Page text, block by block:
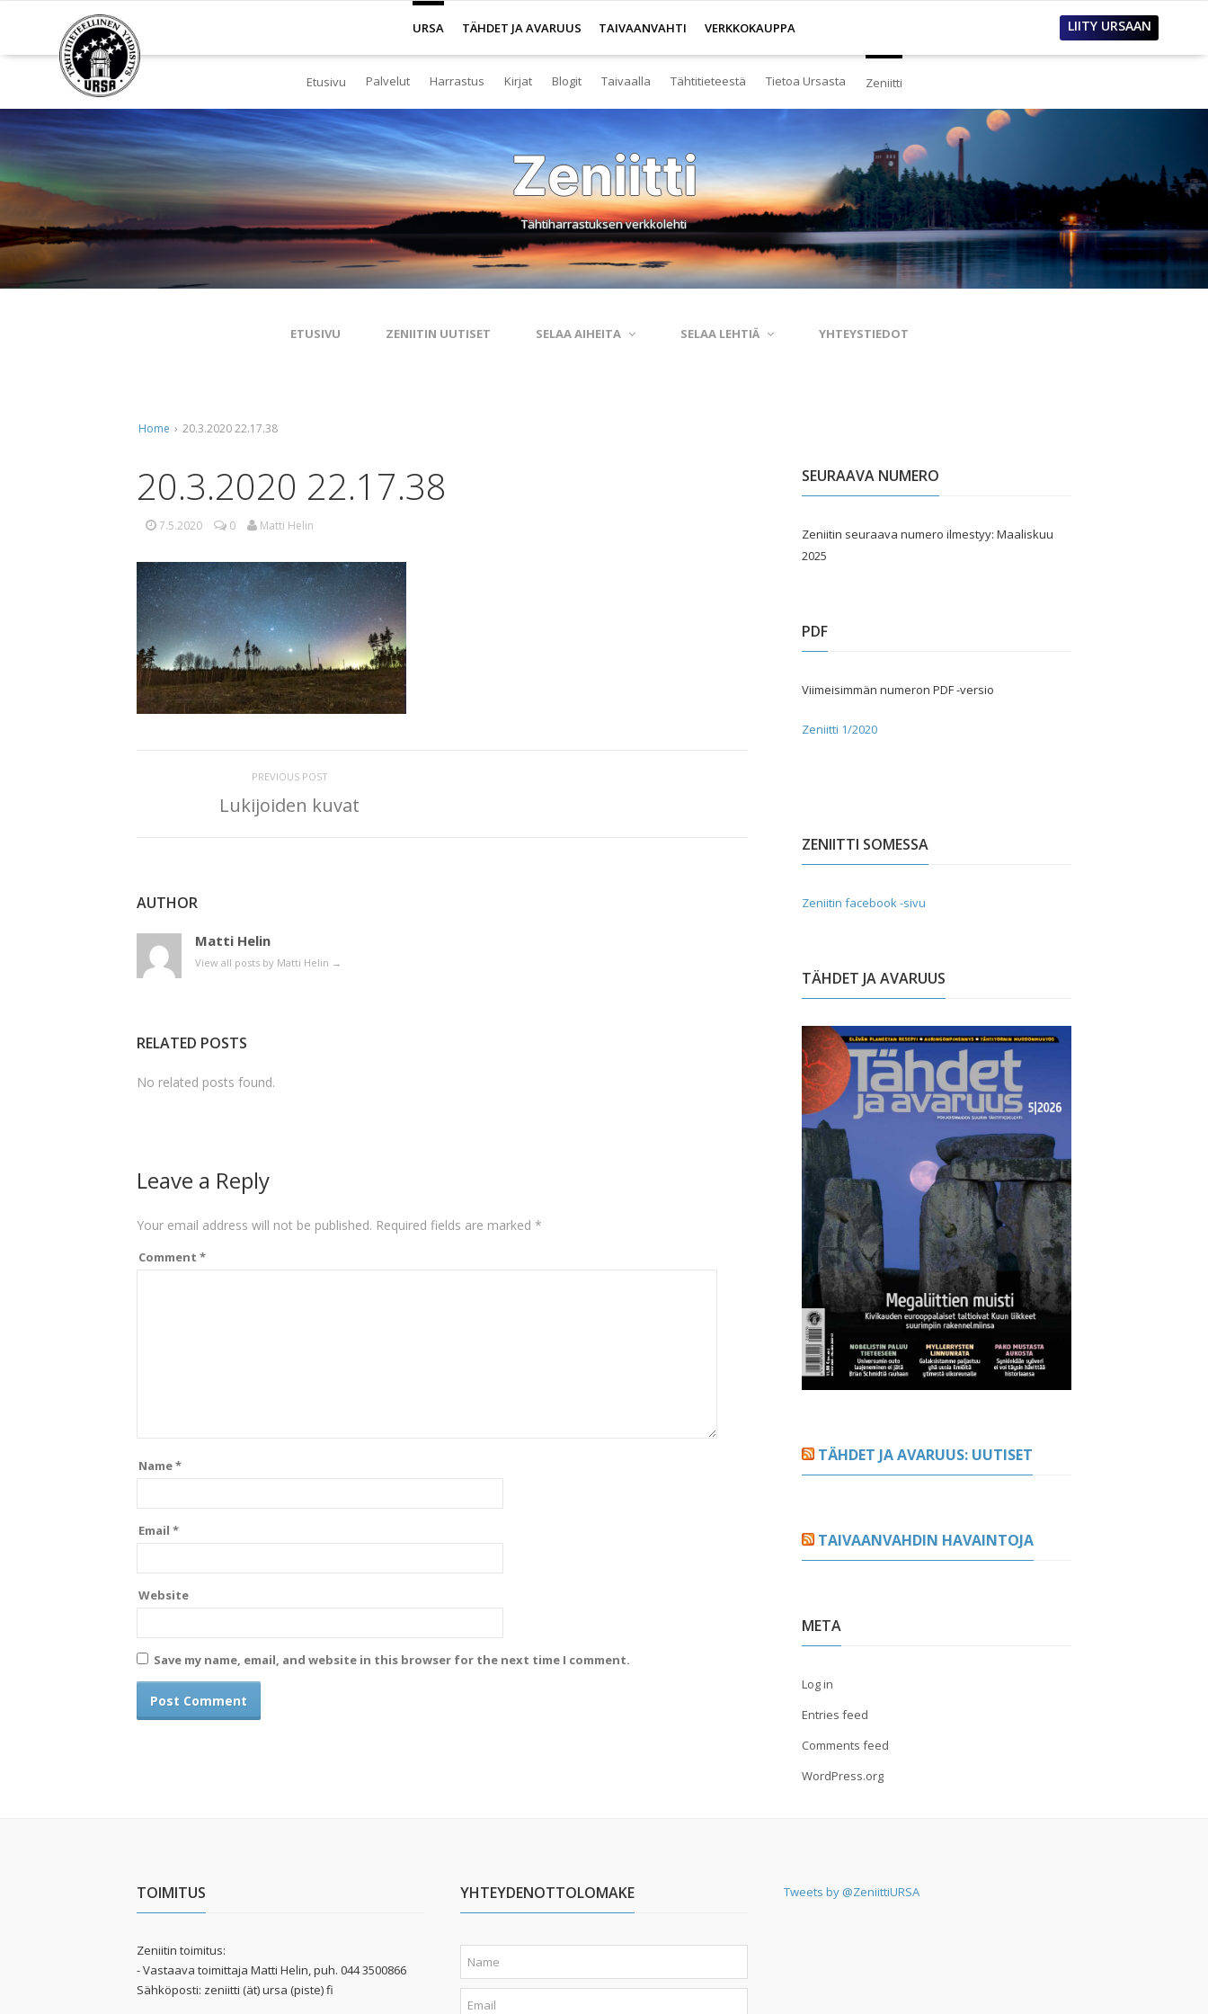
URSA TÄHDET JA AVARUUS TAIVAANVAHTI VERKKOKAUPPA LIITY URSAAN
Etusivu
Jäsenyys
Yleistä Ursan palveluista
Toimisto
Kirjasto
Planetaario
Muita palveluita
Palvelut
Yleistä harrastuksesta
Nuorisotoiminta
Tähtitornit
Harrastusryhmät
Harrastusjulkaisut
Harrastus
Kaukoputkikauppa
Kirjat
Tuoreimmat
Kosmokseen kirjoitettua
Terveisiä kiertoradalta
Kraatterin reunalta
Eksoplaneetta hukassa
Blogit
Tähtitaivas
Tähtikartta
Tähtikartta classic
Havaintopaikat
Taivaan havaitseminen
Taivaalla
Usein kysyttyä
Aurinkokuntamalli
Aurinkokelloveistos
Tietokantoja ja sanastoja
Tähtitieteestä
Yleistä Ursasta
Hallinto
Talous
Avoimet työpaikat
Esitteet ja raportit
Tietoa Ursasta Zeniitti
Zeniitti
Tähtiharrastuksen verkkolehti
ETUSIVU ZENIITIN UUTISET SELAA AIHEITA SELAA LEHTIÄ YHTEYSTIEDOT
Home › 20.3.2020 22.17.38
20.3.2020 22.17.38
7.5.2020 0 Matti Helin
PREVIOUS POST
Lukijoiden kuvat
AUTHOR
Matti Helin
View all posts by Matti Helin →
RELATED POSTS
No related posts found.
Leave a Reply
Your email address will not be published. Required fields are marked *
Comment *
Name*
Email *
Website
Save my name, email, and website in this browser for the next time I comment.
SEURAAVA NUMERO
Zeniitin seuraava numero ilmestyy: Maaliskuu
2025
PDF
Viimeisimmän numeron PDF -versio
Zeniitti 1/2020
ZENIITTI SOMESSA
Zeniitin facebook -sivu
TÄHDET JA AVARUUS
TÄHDET JA AVARUUS: UUTISET
TAIVAANVAHDIN HAVAINTOJA
META
Log in
Entries feed
Comments feed
WordPress.org
TOIMITUS
Zeniitin toimitus:
- Vastaava toimittaja Matti Helin, puh. 044 3500866
Sähköposti: zeniitti (ät) ursa (piste) fi
YHTEYDENOTTOLOMAKE Tweets by @ZeniittiURSA